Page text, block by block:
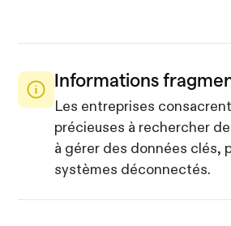
Informations
Les entreprises
précieuses à rechercher
à gérer des données clés,
systèmes déconnectés.